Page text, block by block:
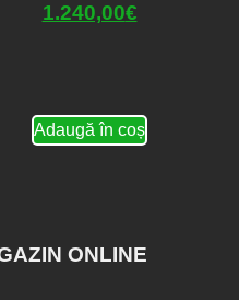
1.240,00€
Adaugă în coș
ONLINE